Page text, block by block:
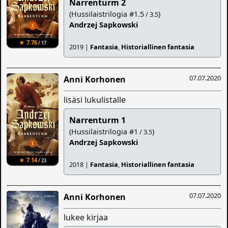
★ 7.76/ 17
Narrenturm 2
(Hussilaistrilogia #1.5/ 3.5)
Andrzej Sapkowski
2019 | Fantasia, Historiallinen fantasia
★ 7.14/ 23
07.07.2020
Anni Korhonen
lisäsi lukulistalle
Narrenturm 1
(Hussilaistrilogia #1 / 3.5)
Andrzej Sapkowski
2018 | Fantasia, Historiallinen fantasia
07.07.2020
Anni Korhonen
lukee kirjaa